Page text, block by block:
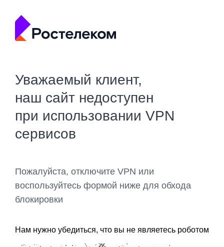
Уважаемый клиент,
наш сайт недоступен
при использовании VPN
сервисов
Пожалуйста, отключите VPN или
воспользуйтесь формой ниже для обхода
блокировки
Нам нужно убедиться, что вы не являетесь роботом